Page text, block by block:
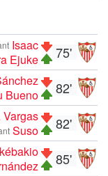
75'
Isaac
Ejuke
82'
Bueno
82'
Vargas
Suso
85'